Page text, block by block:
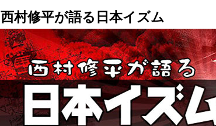
西村修平が語る日本イズム